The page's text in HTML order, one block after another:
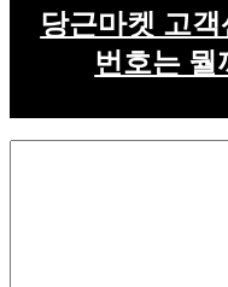
당근마켓 고
번호는 뭘